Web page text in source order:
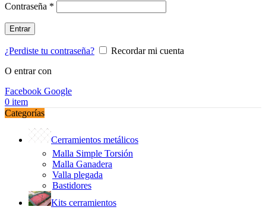
Contraseña *
Entrar
¿Perdiste tu contraseña?
Recordar mi cuenta
O entrar con
Facebook Google
0 item
Categorías
Cerramientos metálicos
Malla Simple Torsión
Malla Ganadera
Valla plegada
Bastidores
Kits cerramientos